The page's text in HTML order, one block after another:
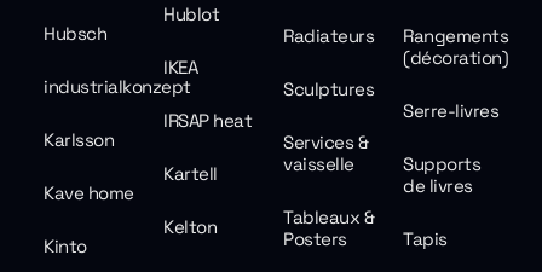
Hublot
Hubsch
IKEA
industrialkonzept
IRSAP heat
Karlsson
Kartell
Kave home
Kelton
Kinto
Radiateurs
Rangements
(décoration)
Sculptures
Serre-livres
Services &
vaisselle
Supports
de livres
Tableaux &
Posters
Tapis